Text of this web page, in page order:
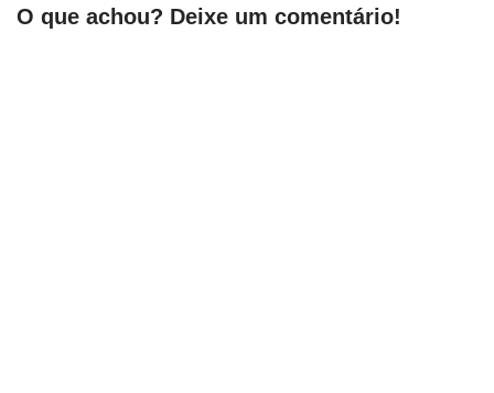
O que achou? Deixe um comentário!